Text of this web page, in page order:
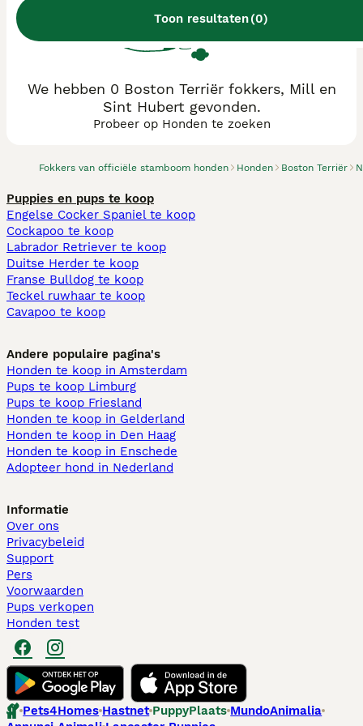
Toon resultaten(0)
Fokkers van officiële stamboom honden Honden Boston Terriër
We hebben 0 Boston Terriër fokkers, Mill en
Sint Hubert gevonden.
Probeer op Honden te zoeken
Puppies en pups te koop
Engelse Cocker Spaniel te koop
Cockapoo te koop
Labrador Retriever te koop
Duitse Herder te koop
Franse Bulldog te koop
Teckel ruwhaar te koop
Cavapoo te koop
Andere populaire pagina's
Honden te koop in Amsterdam
Pups te koop Limburg​
Pups te koop Friesland​
Honden te koop in Gelderland
Honden te koop in Den Haag
Honden te koop in Enschede
Adopteer hond in Nederland
Informatie
Over ons
Privacybeleid
Support
Pers
Voorwaarden
Pups verkopen
Honden test
Pets4Homes Hastnet PuppyPlaats MundoAnimalia